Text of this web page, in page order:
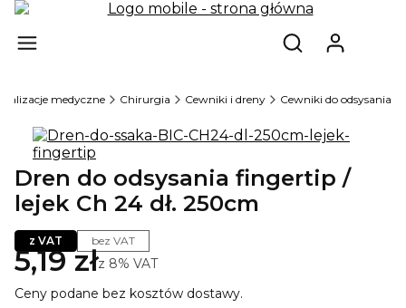
Otwórz
medyczne Chirurgia Cewniki i dreny Cewniki do odsysania
Dren do odsysania fingertip /
lejek Ch 24 dł. 250cm
z VAT bez VAT
5,19 złz 8% VAT
Ceny podane bez kosztów dostawy.